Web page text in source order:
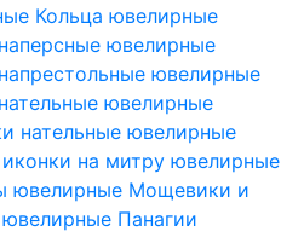
Кольца ювелирные
ювелирные
ювелирные
ювелирные
нательные ювелирные
на митру ювелирные
ювелирные Мощевики и
ювелирные Панагии